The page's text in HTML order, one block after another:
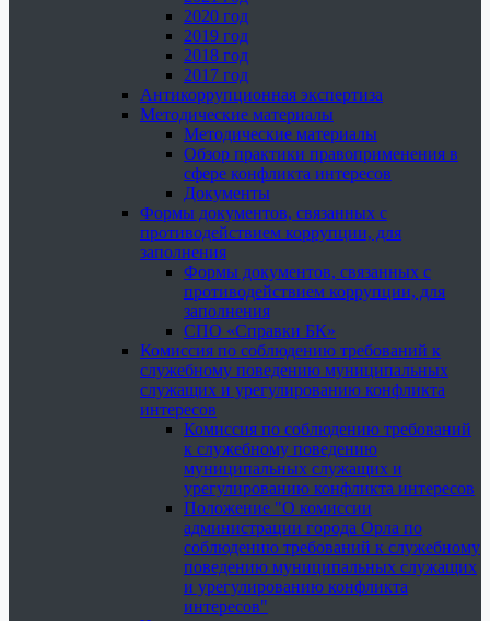
2020 год
2019 год
2018 год
2017 год
Антикоррупционная экспертиза
Методические материалы
Методические материалы
Обзор практики правоприменения в
сфере конфликта интересов
Документы
Формы документов, связанных с
противодействием коррупции, для
заполнения
Формы документов, связанных с
противодействием коррупции, для
заполнения
СПО «Справки БК»
Комиссия по соблюдению требований к
служебному поведению муниципальных
служащих и урегулированию конфликта
интересов
Комиссия по соблюдению требований
к служебному поведению
муниципальных служащих и
урегулированию конфликта интересов
Положение "О комиссии
администрации города Орла по
соблюдению требований к служебному
поведению муниципальных служащих
и урегулированию конфликта
интересов"